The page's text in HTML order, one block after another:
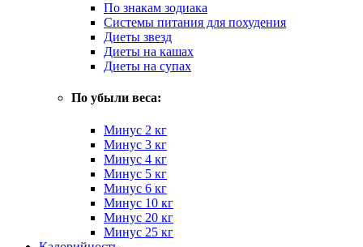
По знакам зодиака
Системы питания для похудения
Диеты звезд
Диеты на кашах
Диеты на супах
По убыли веса:
Минус 2 кг
Минус 3 кг
Минус 4 кг
Минус 5 кг
Минус 6 кг
Минус 10 кг
Минус 20 кг
Минус 25 кг